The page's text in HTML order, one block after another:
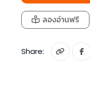
ลองอ่านฟรี
Share: